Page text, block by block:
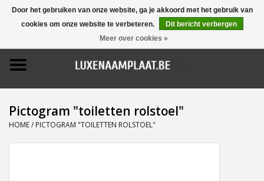
0 Artikelen - €0,00
Home
Promoties
Naamborden
Pictogram "toiletten rolstoel"
HOME/ PICTOGRAM "TOILETTEN ROLSTOEL"
Door het gebruiken van onze website, ga je akkoord met het gebruik van
cookies om onze website te verbeteren.
Dit bericht verbergen
Meer over cookies »